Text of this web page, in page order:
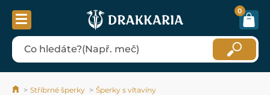
0
Stříbrné šperky Šperky s vltavíny